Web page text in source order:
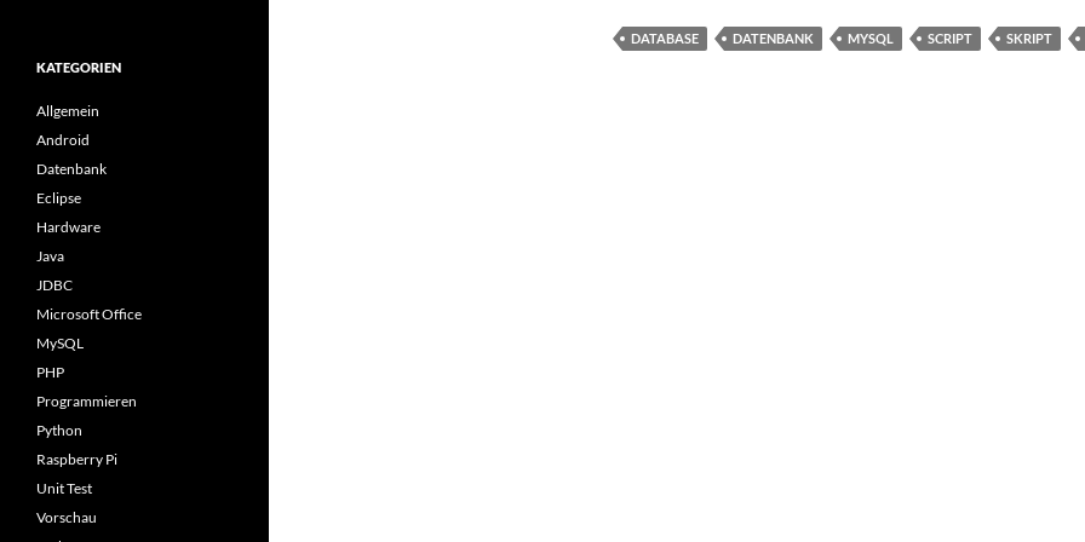
DATABASE DATENBANK MYSQL SCRIPT
SKRIPT
KATEGORIEN
Allgemein
Android
Datenbank
Eclipse
Hardware
Java
JDBC
Microsoft Office
MySQL
PHP
Programmieren
Python
Raspberry Pi
Unit Test
Vorschau